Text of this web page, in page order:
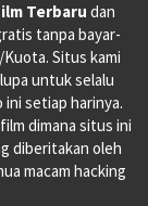
Terbaru dan
tanpa bayar-
Situs kami
untuk selalu
setiap harinya.
dimana situs ini
diberitakan oleh
macam hacking